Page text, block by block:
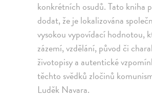
konkrétních osudů. Tato kniha
dodat, že je lokalizována
vysokou vypovídací hodnotou,
zázemí, vzdělání, původ či
životopisy a autentické
těchto svědků zločinů
Luděk Navara.